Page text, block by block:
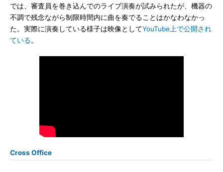
では、審査員を巻き込んでのライブ演奏が試みられたが、機器の
不調で残念ながら制限時間内に曲を奏でることはかなわなかっ
た。実際に演奏している様子は映像としてYouTube上で公開され
ている。
Cross Office